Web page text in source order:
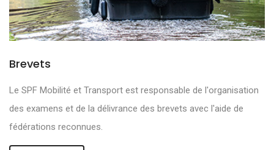
Brevets
Le SPF Mobilité et Transport est responsable de l'organisation
des examens et de la délivrance des brevets avec l'aide de
fédérations reconnues.